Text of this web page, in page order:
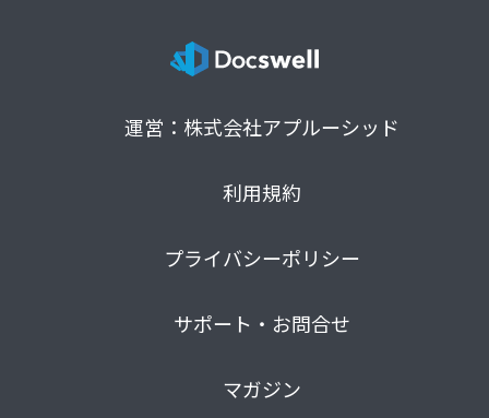
運営：株式会社アプルーシッド
利用規約
プライバシーポリシー
サポート・お問合せ
マガジン